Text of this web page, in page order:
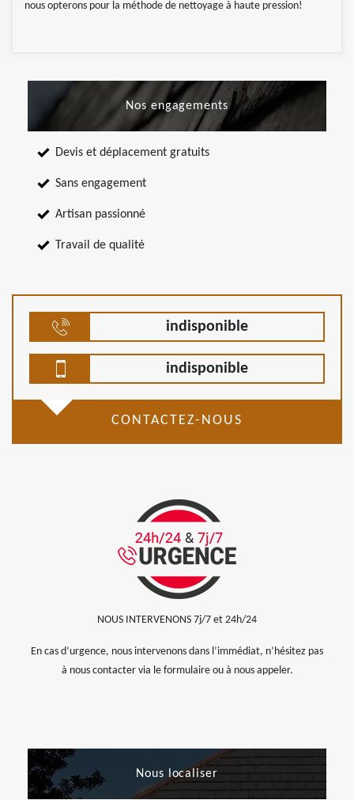
nous opterons pour la méthode de nettoyage à haute pression!
Nos engagements
Devis et déplacement gratuits
Sans engagement
Artisan passionné
Travail de qualité
indisponible
indisponible
CONTACTEZ-NOUS
NOUS INTERVENONS 7j/7 et 24h/24
En cas d’urgence, nous intervenons dans l’immédiat, n’hésitez pas
à nous contacter via le formulaire ou à nous appeler.
Nous localiser